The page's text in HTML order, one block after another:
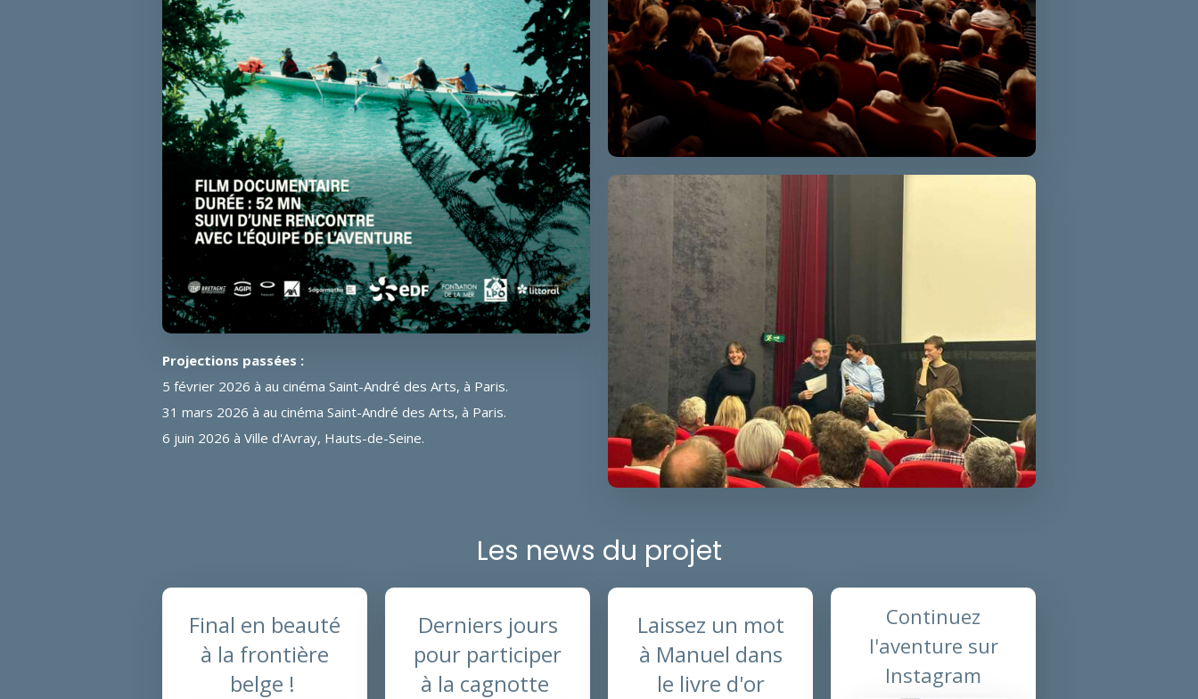
Projections passées :
5 février 2026 à au cinéma Saint-André des Arts, à Paris.
31 mars 2026 à au cinéma Saint-André des Arts, à Paris.
6 juin 2026 à Ville d'Avray, Hauts-de-Seine.
Les news du projet
Final en beauté
à la frontière
belge !
Derniers jours
pour participer
à la cagnotte
Laissez un mot
à Manuel dans
le livre d'or
Continuez
l'aventure sur
Instagram